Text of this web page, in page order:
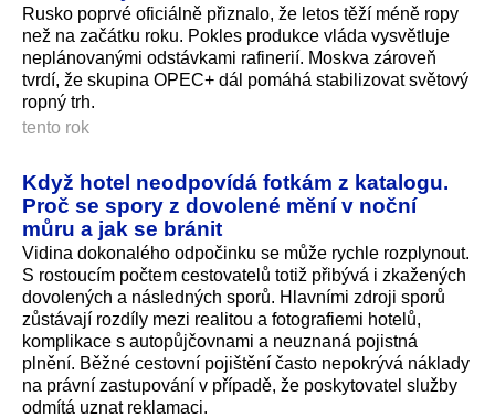
Rusko poprvé oficiálně přiznalo, že letos těží méně ropy
než na začátku roku. Pokles produkce vláda vysvětluje
neplánovanými odstávkami rafinerií. Moskva zároveň
tvrdí, že skupina OPEC+ dál pomáhá stabilizovat světový
ropný trh.
tento rok
Když hotel neodpovídá fotkám z katalogu.
Proč se spory z dovolené mění v noční
můru a jak se bránit
Vidina dokonalého odpočinku se může rychle rozplynout.
S rostoucím počtem cestovatelů totiž přibývá i zkažených
dovolených a následných sporů. Hlavními zdroji sporů
zůstávají rozdíly mezi realitou a fotografiemi hotelů,
komplikace s autopůjčovnami a neuznaná pojistná
plnění. Běžné cestovní pojištění často nepokrývá náklady
na právní zastupování v případě, že poskytovatel služby
odmítá uznat reklamaci.